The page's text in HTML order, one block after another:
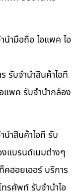
นำมือถือ ไอแพค ไอ
รับจำนำสินค้าไอที
แพค รับจำนำกล้อง
นำสินค้าไอที รับ
แบรนด์เนมต่างๆ
ฮอยเออร์ บริการ
รศัพท์ รับจำนำไอ